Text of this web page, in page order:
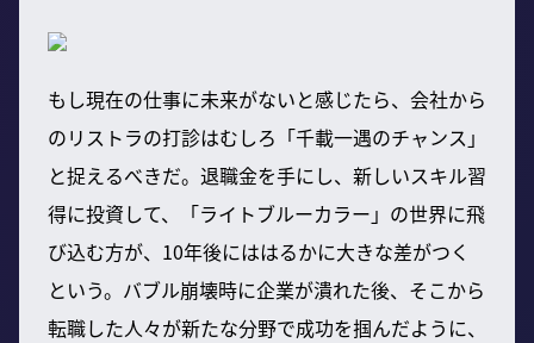
もし現在の仕事に未来がないと感じたら、会社から
のリストラの打診はむしろ「千載一遇のチャンス」
と捉えるべきだ。退職金を手にし、新しいスキル習
得に投資して、「ライトブルーカラー」の世界に飛
び込む方が、10年後にははるかに大きな差がつく
という。バブル崩壊時に企業が潰れた後、そこから
転職した人々が新たな分野で成功を掴んだように、